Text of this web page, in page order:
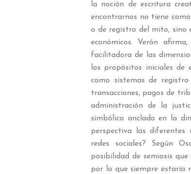
la noción deescritura
encontrarnos no tiene
o de registro del mito, sino
económicos. Verón
facilitadora de las
los propósitos iniciales de
como sistemas de
transacciones, pagos de
administración de la
simbólico anclado en la
perspectiva las
redes sociales? Según
posibilidad de semiosis
por lo que siempre estaría